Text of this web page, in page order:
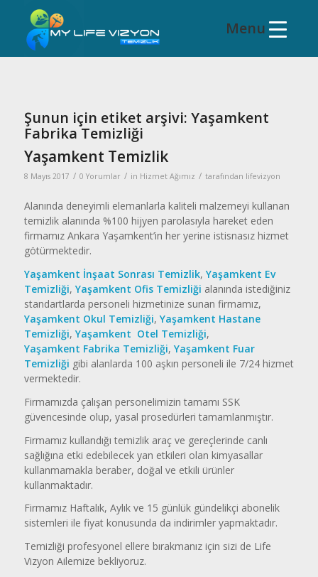
Şunun için etiket arşivi: Yaşamkent
Fabrika Temizliği
Yaşamkent Temizlik
8 Mayıs 2017 / 0 Yorumlar / in Hizmet Ağımız / tarafından lifevizyon
Alanında deneyimli elemanlarla kaliteli malzemeyi kullanan
temizlik alanında %100 hijyen parolasıyla hareket eden
firmamız Ankara Yaşamkent’in her yerine istisnasız hizmet
götürmektedir.
Yaşamkent İnşaat Sonrası Temizlik, Yaşamkent Ev
Temizliği, Yaşamkent Ofis Temizliği alanında istediğiniz
standartlarda personeli hizmetinize sunan firmamız,
Yaşamkent Okul Temizliği, Yaşamkent Hastane
Temizliği, Yaşamkent Otel Temizliği,
Yaşamkent Fabrika Temizliği, Yaşamkent Fuar
Temizliği gibi alanlarda 100 aşkın personeli ile 7/24 hizmet
vermektedir.
Firmamızda çalışan personelimizin tamamı SSK
güvencesinde olup, yasal prosedürleri tamamlanmıştır.
Firmamız kullandığı temizlik araç ve gereçlerinde canlı
sağlığına etki edebilecek yan etkileri olan kimyasallar
kullanmamakla beraber, doğal ve etkili ürünler
kullanmaktadır.
Firmamız Haftalık, Aylık ve 15 günlük gündelikçi abonelik
sistemleri ile fiyat konusunda da indirimler yapmaktadır.
Temizliği profesyonel ellere bırakmanız için sizi de Life
Vizyon Ailemize bekliyoruz.